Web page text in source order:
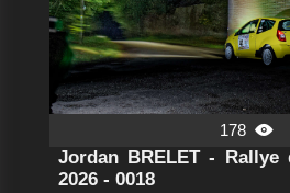
178 
Jordan BRELET - Rallye
2026 - 0018